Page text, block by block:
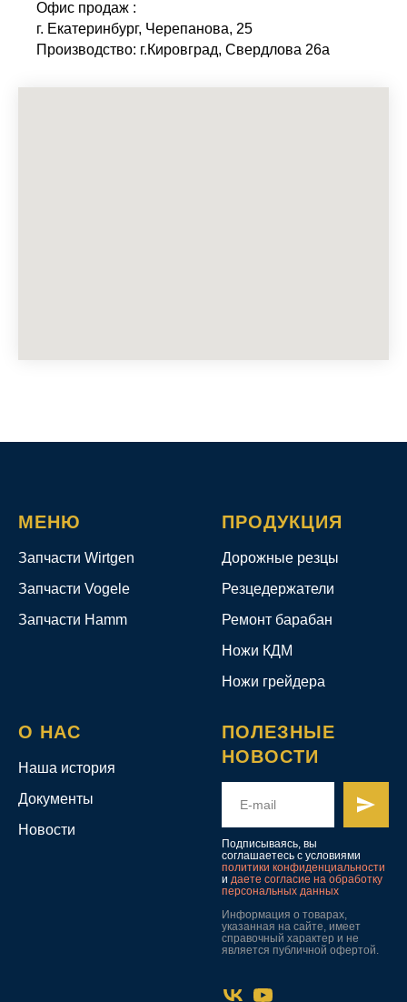
Офис продаж :
г. Екатеринбург, Черепанова, 25
Производство: г.Кировград, Свердлова 26а
МЕНЮ
Запчасти Wirtgen
Запчасти Vogele
Запчасти Hamm
ПРОДУКЦИЯ
Дорожные резцы
Резцедержатели
Ремонт барабан
Ножи КДМ
Ножи грейдера
О НАС
Наша история
Документы
Новости
ПОЛЕЗНЫЕ
НОВОСТИ
Подписываясь, вы
соглашаетесь с условиями
политики конфиденциальности
и даете согласие на обработку
персональных данных
Информация о товарах,
указанная на сайте, имеет
справочный характер и не
является публичной офертой.